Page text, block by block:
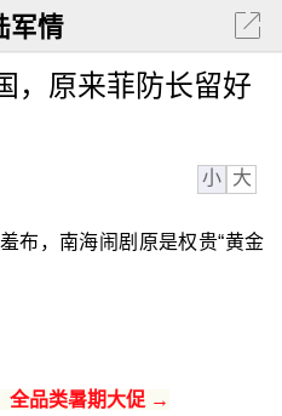
军情
，原来菲防长留好
小 大
布，南海闹剧原是权贵“黄金
全品类暑期大促 →